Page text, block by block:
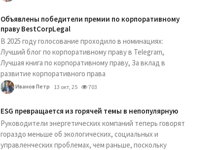
Объявлены победители премии по корпоративному
праву BestCorpLegal
В 2025 году голосование проходило в номинациях:
Лучший блог по корпоративному праву в Telegram,
Лучшая книга по корпоративному праву, За вклад в
развитие корпоративного права
Иванов Петр 13 окт, 25 703
ESG превращается из горячей темы в непопулярную
Руководители энергетических компаний теперь говорят
гораздо меньше об экологических, социальных и
управленческих проблемах, чем раньше, поскольку